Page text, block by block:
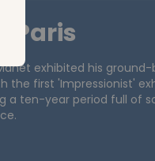
Paris
exhibited his ground-
the first 'Impressionist'
a ten-year period full of